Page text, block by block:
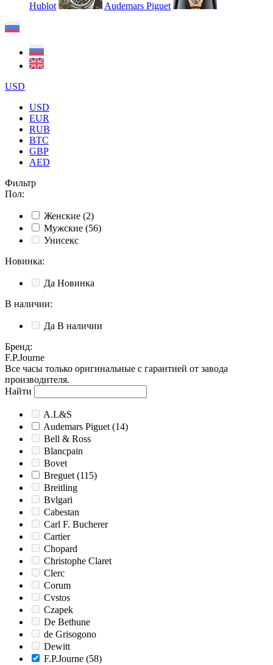
Hublot Audemars Piguet
USD
USD
EUR
RUB
BTC
GBP
AED
Фильтр
Пол:
Женские (2)
Мужские (56)
Унисекс
Новинка:
Да Новинка
В наличии:
Да В наличии
Бренд:
F.P.Journe
Все часы только оригинальные с гарантией от завода
производителя.
Найти
A.L&S
Audemars Piguet (14)
Bell & Ross
Blancpain
Bovet
Breguet (115)
Breitling
Bvlgari
Cabestan
Carl F. Bucherer
Cartier
Chopard
Christophe Claret
Clerc
Corum
Cvstos
Czapek
De Bethune
de Grisogono
Dewitt
F.P.Journe (58)